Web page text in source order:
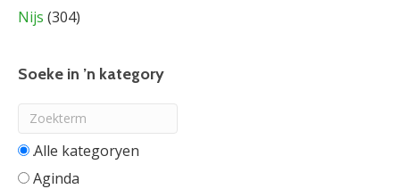
Nijs (304)
Soeke in ’n kategory
Alle categorieën
Aginda